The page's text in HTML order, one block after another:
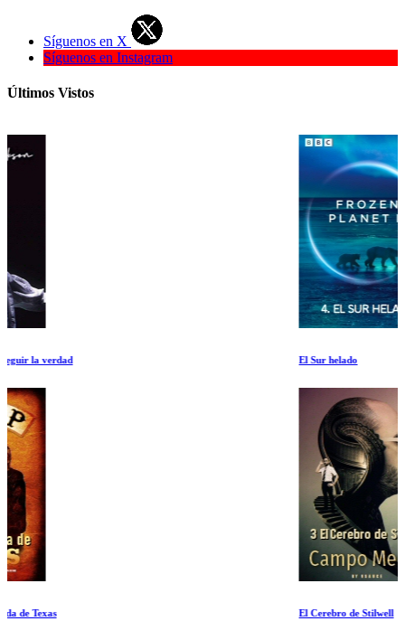
Síguenos en X
Síguenos en Instagram
Últimos Vistos
El Sur helado
El Cerebro de Stilwell